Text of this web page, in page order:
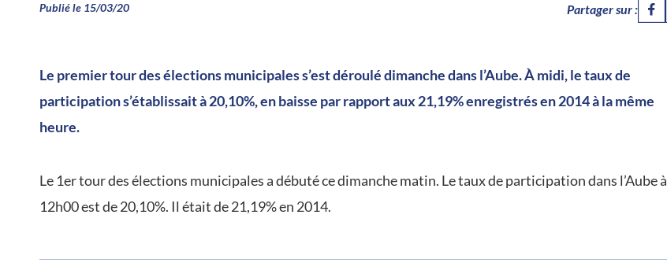
Publié le 15/03/20 Partager sur :
Le premier tour des élections municipales s’est déroulé dimanche dans l’Aube. À midi, le taux de
participation s’établissait à 20,10%, en baisse par rapport aux 21,19% enregistrés en 2014 à la même
heure.
Le 1er tour des élections municipales a débuté ce dimanche matin. Le taux de participation dans l’Aube à
12h00 est de 20,10%. Il était de 21,19% en 2014.